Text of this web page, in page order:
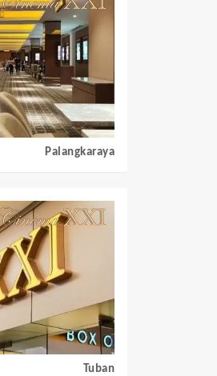
Palangkaraya
Tuban